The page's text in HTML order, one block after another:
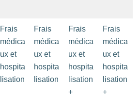
Frais
médica
ux et
hospita
lisation
Frais
médica
ux et
hospita
lisation
Frais
médica
ux et
hospita
lisation
+
Frais
médica
ux et
hospita
lisation
+